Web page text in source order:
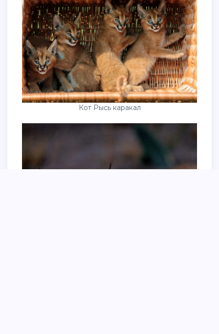
Кот Рысь каракал